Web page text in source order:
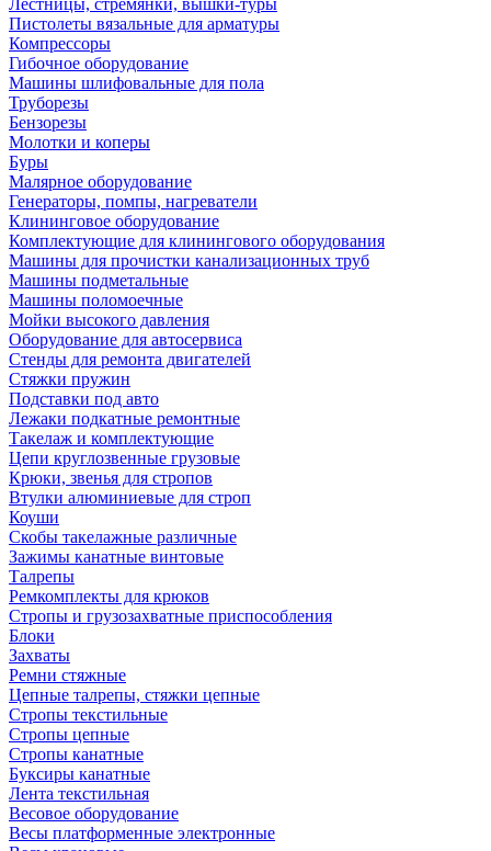
Лестницы, стремянки, вышки-туры
Пистолеты вязальные для арматуры
Компрессоры
Гибочное оборудование
Машины шлифовальные для пола
Труборезы
Бензорезы
Молотки и коперы
Буры
Малярное оборудование
Генераторы, помпы, нагреватели
Клининговое оборудование
Комплектующие для клинингового оборудования
Машины для прочистки канализационных труб
Машины подметальные
Машины поломоечные
Мойки высокого давления
Оборудование для автосервиса
Стенды для ремонта двигателей
Стяжки пружин
Подставки под авто
Лежаки подкатные ремонтные
Такелаж и комплектующие
Цепи круглозвенные грузовые
Крюки, звенья для стропов
Втулки алюминиевые для строп
Коуши
Скобы такелажные различные
Зажимы канатные винтовые
Талрепы
Ремкомплекты для крюков
Стропы и грузозахватные приспособления
Блоки
Захваты
Ремни стяжные
Цепные талрепы, стяжки цепные
Стропы текстильные
Стропы цепные
Стропы канатные
Буксиры канатные
Лента текстильная
Весовое оборудование
Весы платформенные электронные